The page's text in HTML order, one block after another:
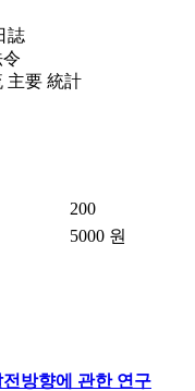
誌
主要 統計
200
5000 원
방향에 관한 연구